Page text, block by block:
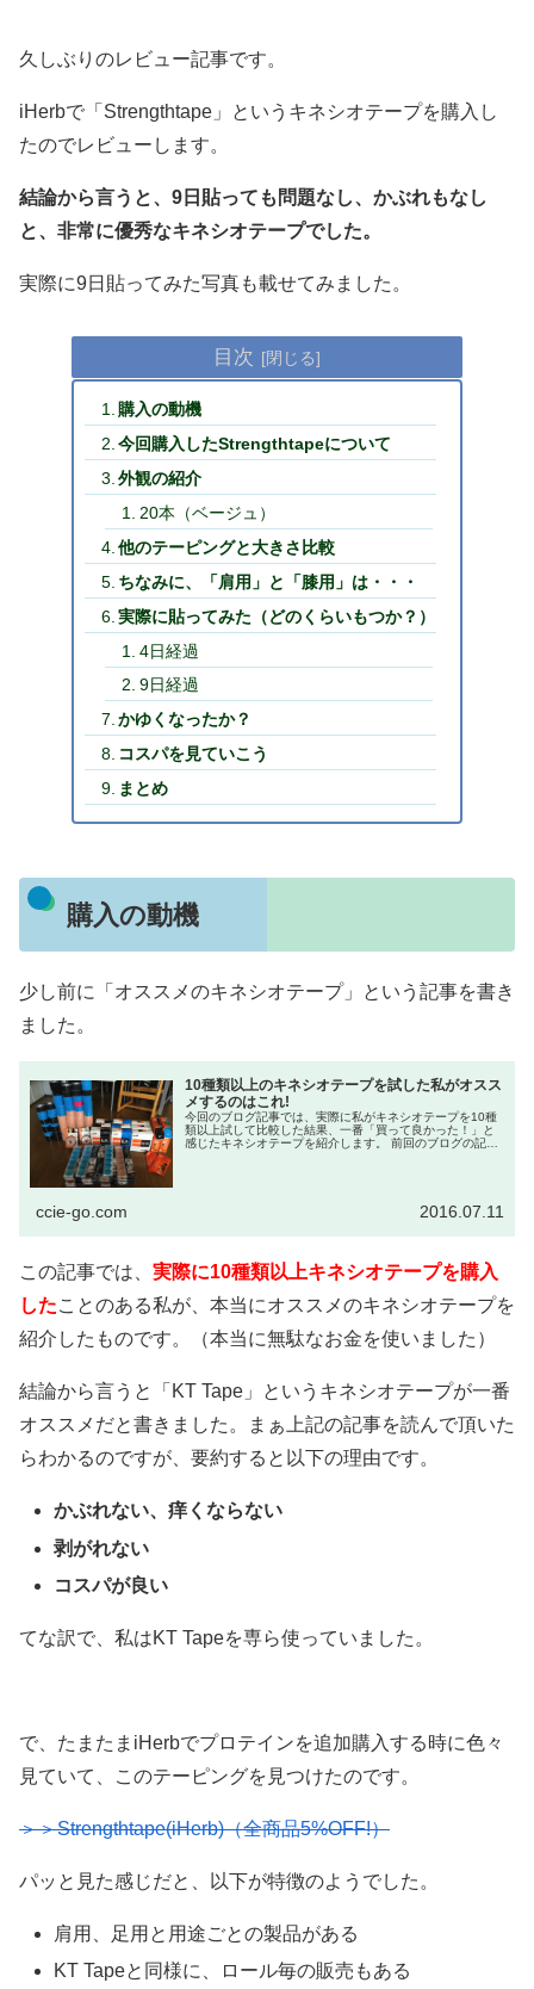
久しぶりのレビュー記事です。
iHerbで「Strengthtape」というキネシオテープを購入し
たのでレビューします。
結論から言うと、9日貼っても問題なし、かぶれもなし
と、非常に優秀なキネシオテープでした。
実際に9日貼ってみた写真も載せてみました。
目次
購入の動機
今回購入したStrengthtapeについて
外観の紹介
20本（ベージュ）
他のテーピングと大きさ比較
ちなみに、「肩用」と「膝用」は・・・
実際に貼ってみた（どのくらいもつか？）
4日経過
9日経過
かゆくなったか？
コスパを見ていこう
まとめ
購入の動機
少し前に「オススメのキネシオテープ」という記事を書き
ました。
10種類以上のキネシオテープを試した私がオスス
メするのはこれ!
今回のブログ記事では、実際に私がキネシオテープを10種
類以上試して比較した結果、一番「買って良かった！」と
感じたキネシオテープを紹介します。 前回のブログの記事
ccie-go.com 2016.07.11
この記事では、 実際に10種類以上キネシオテープを購入
したことのある私が、本当にオススメのキネシオテープを
紹介したものです。（本当に無駄なお金を使いました）
結論から言うと「KT Tape」というキネシオテープが一番
オススメだと書きました。まぁ上記の記事を読んで頂いた
らわかるのですが、要約すると以下の理由です。
かぶれない、痒くならない
剥がれない
コスパが良い
てな訳で、私はKT Tapeを専ら使っていました。
で、たまたまiHerbでプロテインを追加購入する時に色々
見ていて、このテーピングを見つけたのです。
＞＞Strengthtape(iHerb)（全商品5%OFF!）
パッと見た感じだと、以下が特徴のようでした。
肩用、足用と用途ごとの製品がある
KT Tapeと同様に、ロール毎の販売もある